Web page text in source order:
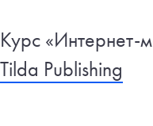
Курс «Интернет-
Tilda Publishing